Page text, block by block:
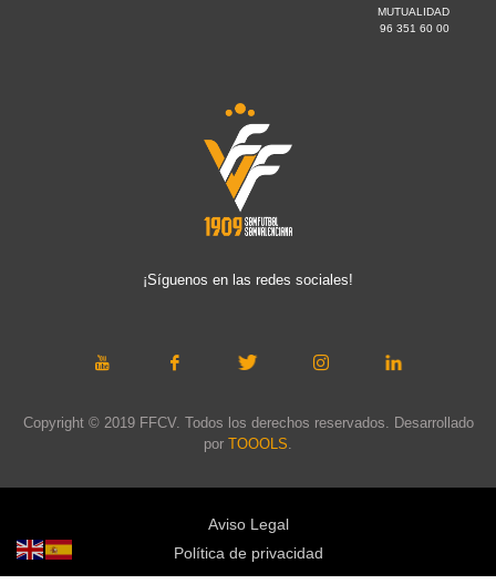
MUTUALIDAD
96 351 60 00
¡Síguenos en las redes sociales!
Copyright © 2019 FFCV. Todos los derechos reservados. Desarrollado
por TOOOLS.
Aviso Legal
Política de privacidad